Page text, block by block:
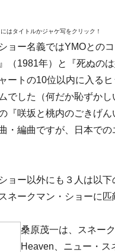
はタイトルかジャケ写をクリック！
ョー名義ではYMOとの
（1981年）と『死ぬの
ートの10位以内に入る
でした（何だか恥ずか
『咲坂と桃内のごきげ
・編曲ですが、日本で
ョー以外にも３人は以
ネークマン・ショーに匹
桑原茂一は、スネー
Heaven、ニュー・ス